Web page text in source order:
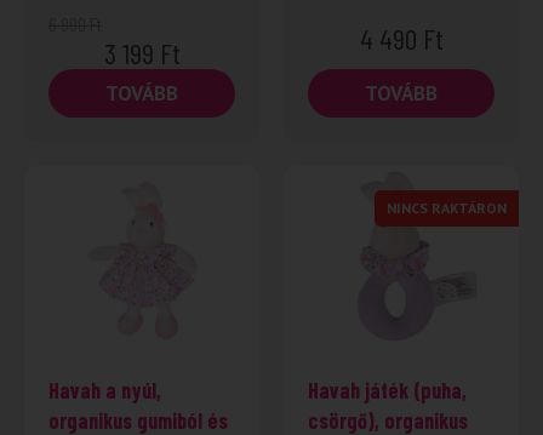
3 199 Ft
TOVÁBB
4 490 Ft
TOVÁBB
Havah a nyúl,
organikus gumiból és
NINCS RAKTÁRON
Havah játék (puha,
csörgő), organikus